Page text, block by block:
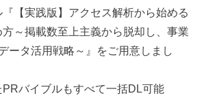
【実践版】アクセス解析から始める
方～掲載数至上主義から脱却し、事業
ータ活用戦略～』をご用意しまし
バイブルもすべて一括DL可能